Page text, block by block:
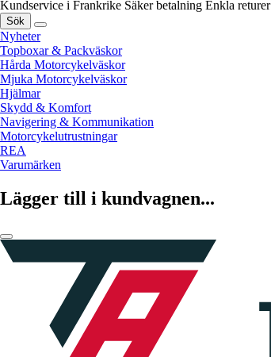
Kundservice i Frankrike Säker betalning Enkla returer
Sök
Nyheter
Topboxar & Packväskor
Hårda Motorcykelväskor
Mjuka Motorcykelväskor
Hjälmar
Skydd & Komfort
Navigering & Kommunikation
Motorcykelutrustningar
REA
Varumärken
Lägger till i kundvagnen...